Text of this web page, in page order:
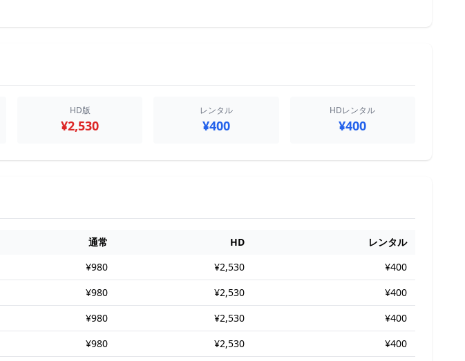
HD版
¥2,530
レンタル
¥400
HDレンタル
¥400
通常 HD
レンタル
¥980 ¥2,530
¥400
¥980 ¥2,530
¥400
¥980 ¥2,530
¥400
¥980 ¥2,530
¥400